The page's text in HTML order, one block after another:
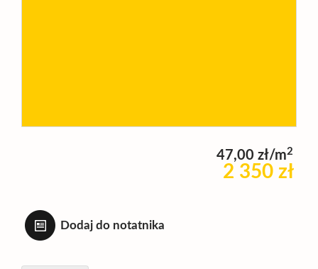
47,00 zł/m2
2 350 zł
Dodaj do notatnika